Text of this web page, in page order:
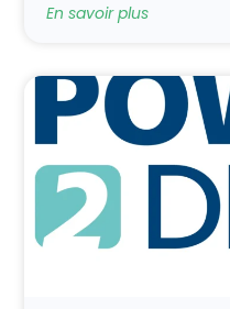
En savoir plus